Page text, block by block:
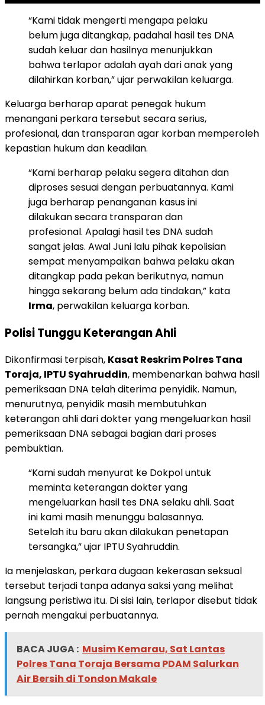
“Kami tidak mengerti mengapa pelaku
belum juga ditangkap, padahal hasil tes DNA
sudah keluar dan hasilnya menunjukkan
bahwa terlapor adalah ayah dari anak yang
dilahirkan korban,” ujar perwakilan keluarga.
Keluarga berharap aparat penegak hukum
menangani perkara tersebut secara serius,
profesional, dan transparan agar korban memperoleh
kepastian hukum dan keadilan.
“Kami berharap pelaku segera ditahan dan
diproses sesuai dengan perbuatannya. Kami
juga berharap penanganan kasus ini
dilakukan secara transparan dan
profesional. Apalagi hasil tes DNA sudah
sangat jelas. Awal Juni lalu pihak kepolisian
sempat menyampaikan bahwa pelaku akan
ditangkap pada pekan berikutnya, namun
hingga sekarang belum ada tindakan,” kata
Irma, perwakilan keluarga korban.
Polisi Tunggu Keterangan Ahli
Dikonfirmasi terpisah, Kasat Reskrim Polres Tana
Toraja, IPTU Syahruddin, membenarkan bahwa hasil
pemeriksaan DNA telah diterima penyidik. Namun,
menurutnya, penyidik masih membutuhkan
keterangan ahli dari dokter yang mengeluarkan hasil
pemeriksaan DNA sebagai bagian dari proses
pembuktian.
“Kami sudah menyurat ke Dokpol untuk
meminta keterangan dokter yang
mengeluarkan hasil tes DNA selaku ahli. Saat
ini kami masih menunggu balasannya.
Setelah itu baru akan dilakukan penetapan
tersangka,” ujar IPTU Syahruddin.
Ia menjelaskan, perkara dugaan kekerasan seksual
tersebut terjadi tanpa adanya saksi yang melihat
langsung peristiwa itu. Di sisi lain, terlapor disebut tidak
pernah mengakui perbuatannya.
BACA JUGA : Musim Kemarau, Sat Lantas
Polres Tana Toraja Bersama PDAM Salurkan
Air Bersih di Tondon Makale